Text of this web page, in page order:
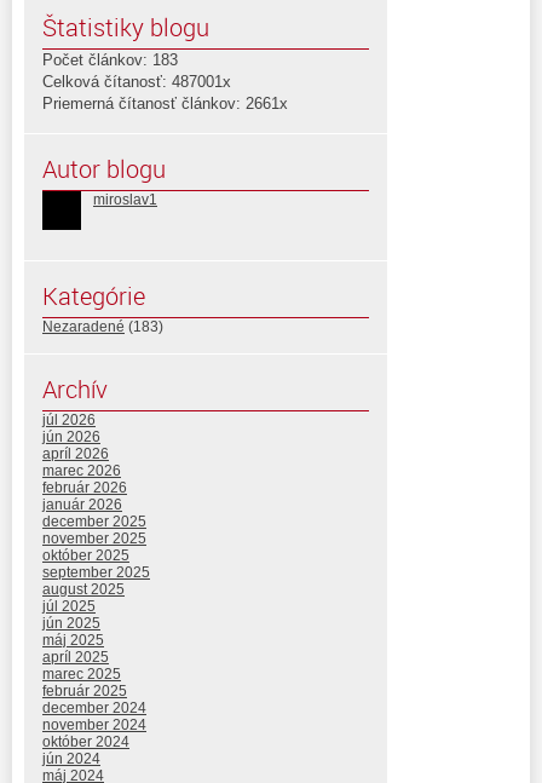
Štatistiky blogu
Počet článkov: 183
Celková čítanosť: 487001x
Priemerná čítanosť článkov: 2661x
Autor blogu
miroslav1
Kategórie
Nezaradené (183)
Archív
júl 2026
jún 2026
apríl 2026
marec 2026
február 2026
január 2026
december 2025
november 2025
október 2025
september 2025
august 2025
júl 2025
jún 2025
máj 2025
apríl 2025
marec 2025
február 2025
december 2024
november 2024
október 2024
jún 2024
máj 2024